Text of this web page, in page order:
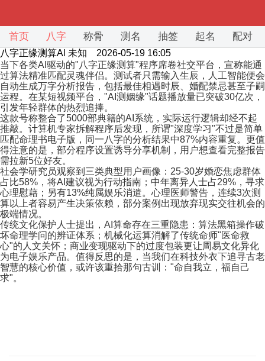
首页 八字 称骨 测名 抽签 起名 配对
八字正缘测算Al 未知 2026-05-19 16:05
当下各类AI驱动的"八字正缘测算"程序席卷社交平台，宣称能通
过算法精准匹配灵魂伴侣。测试者只需输入生辰，人工智能便会
自动生成万字分析报告，包括最佳相遇时辰、婚配禁忌甚至子嗣
运程。在某短视频平台，"AI测姻缘"话题播放量已突破30亿次，
引发年轻群体的热烈追捧。
这款号称整合了5000部典籍的AI系统，实际运行逻辑却经不起
推敲。计算机专家拆解程序后发现，所谓"深度学习"不过是简单
匹配命理书电子版，同一八字的分析结果中87%内容重复。更值
得注意的是，部分程序设置诱导分享机制，用户想查看完整报告
需拉新5位好友。
社会学研究员观察到三类典型用户画像：25-30岁婚恋焦虑群体
占比58%，将AI建议视为行动指南；中年离异人士占29%，寻求
心理慰藉；另有13%纯属娱乐消遣。心理医师警告，连续3次测
算以上者容易产生决策依赖，部分案例出现放弃现实交往机会的
极端情况。
传统文化保护人士提出，AI算命存在三重隐患：算法黑箱操作破
坏命理学问的辨证体系；机械化运算消解了传统命师"医命救
心"的人文关怀；商业变现驱动下的过度包装更让周易文化异化
为电子娱乐产品。值得反思的是，当我们在科技外衣下追寻古老
智慧的核心价值，或许该重拾那句古训："命自我立，福自己
求"。